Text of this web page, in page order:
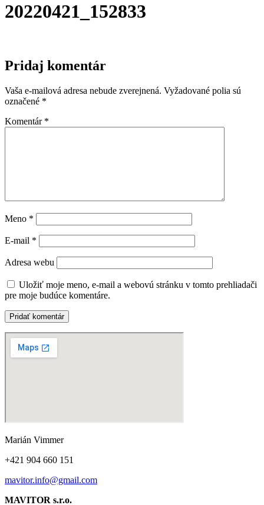
20220421_152833
Pridaj komentár
Vaša e-mailová adresa nebude zverejnená. Vyžadované polia sú
označené *
Komentár *
Meno *
E-mail *
Adresa webu
Uložiť moje meno, e-mail a webovú stránku v tomto prehliadači
pre moje budúce komentáre.
Marián Vimmer
+421 904 660 151
mavitor.info@gmail.com
MAVITOR s.r.o.